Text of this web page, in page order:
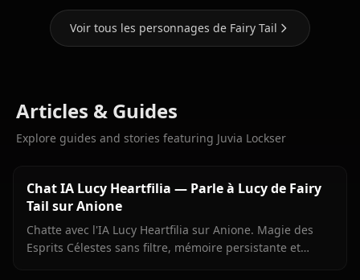
Voir tous les personnages de Fairy Tail
Articles & Guides
Explore guides and stories featuring Juvia Lockser
Chat IA Lucy Heartfilia — Parle à Lucy de Fairy
Tail sur Anione
Chatte avec l'IA Lucy Heartfilia sur Anione. Magie des
Esprits Célestes sans filtre, mémoire persistante et